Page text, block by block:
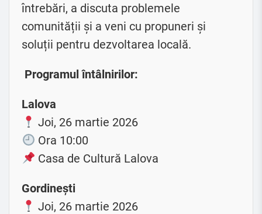
întrebări, a discuta problemele
comunității și a veni cu propuneri și
soluții pentru dezvoltarea locală.
Programul întâlnirilor:
Lalova
Joi, 26 martie 2026
Ora 10:00
Casa de Cultură Lalova
Gordinești
Joi, 26 martie 2026